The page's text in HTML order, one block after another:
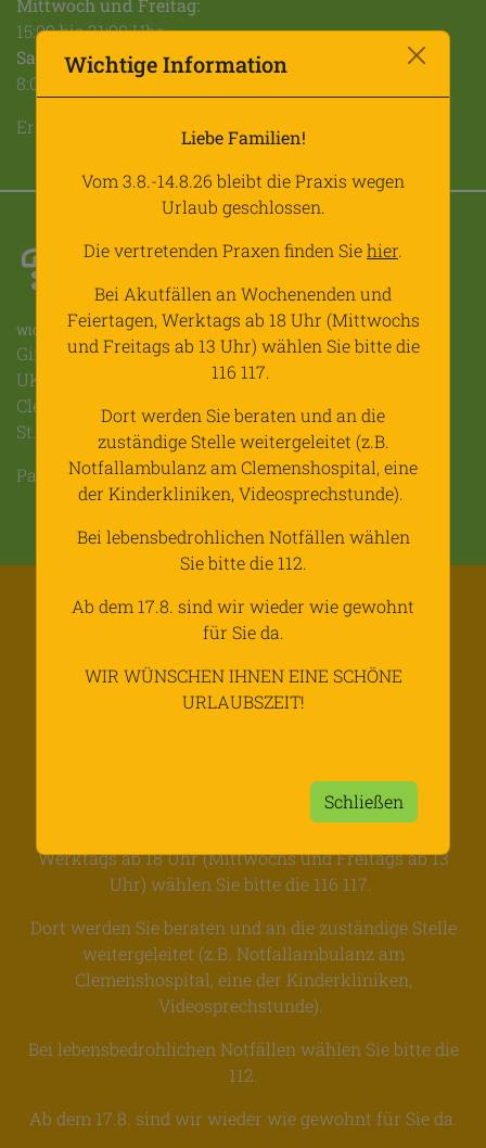
Wichtige Information
Liebe Familien!
Vom 3.8.-14.8.26 bleibt die Praxis wegen
Urlaub geschlossen.
Die vertretenden Praxen finden Siehier.
Bei Akutfällen an Wochenenden und
Feiertagen, Werktags ab 18 Uhr (Mittwochs
und Freitags ab 13 Uhr) wählen Sie bitte die
116 117.
Dort werden Sie beraten und an die
zuständige Stelle weitergeleitet (z.B.
Notfallambulanz am Clemenshospital, eine
der Kinderkliniken, Videosprechstunde).
Bei lebensbedrohlichen Notfällen wählen
Sie bitte die 112.
Ab dem 17.8. sind wir wieder wie gewohnt
für Sie da.
WIR WÜNSCHEN IHNEN EINE SCHÖNE
URLAUBSZEIT!
Schließen
15:00 bis 21:00 Uhr
Sa. / So. / Feiertage:
8:00 bis 21:00 Uhr.
Erreichbar unter 116 117
WICHTIGE RUFNUMMERN
Giftnotzentrale: 0228 19240
UKM: 0251 83 47750
Clemens-Hospital: 0251 976-0
St. Franziskus-Hospital: 0251 935-0
Patientenservice KV: 116 117
WICHTIGE INFORMATION
Liebe Familien!
Die vertretenden Praxen finden Siehier.
Werktags ab 18 Uhr (Mittwochs und Freitags ab 13
Uhr) wählen Sie bitte die 116 117.
Dort werden Sie beraten und an die zuständige Stelle
weitergeleitet (z.B. Notfallambulanz am
Clemenshospital, eine der Kinderkliniken,
Videosprechstunde).
Bei lebensbedrohlichen Notfällen wählen Sie bitte die
112.
Ab dem 17.8. sind wir wieder wie gewohnt für Sie da.